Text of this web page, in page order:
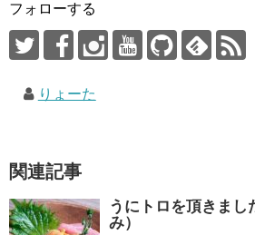
フォローする
りょーた
関連記事
うにトロを頂きま
み）